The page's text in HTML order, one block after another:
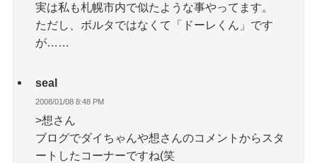
実は私も札幌市内で似たような事やってます。
ただし、ボルタではなくて「ドーレくん」です
が……
seal
2008/01/08 8:48 PM
>想さん
ブログでダイちゃんや想さんのコメントからスタ
ートしたコーナーですね(笑